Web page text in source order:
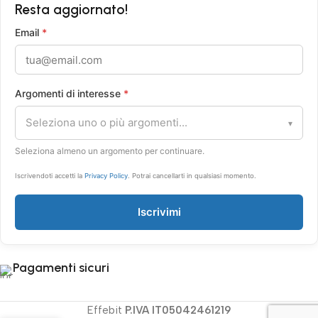
Resta aggiornato!
Email *
Argomenti di interesse *
Seleziona uno o più argomenti... ▾
Seleziona almeno un argomento per continuare.
Iscrivendoti accetti la Privacy Policy . Potrai cancellarti in qualsiasi momento.
Iscrivimi
Pagamenti sicuri
Effebit P.IVA IT05042461219